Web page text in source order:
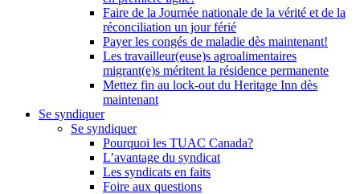
Faire de la Journée nationale de la vérité et de la
réconciliation un jour férié
Payer les congés de maladie dès maintenant!
Les travailleur(euse)s agroalimentaires
migrant(e)s méritent la résidence permanente
Mettez fin au lock-out du Heritage Inn dès
maintenant
Se syndiquer
Se syndiquer
Pourquoi les TUAC Canada?
L’avantage du syndicat
Les syndicats en faits
Foire aux questions